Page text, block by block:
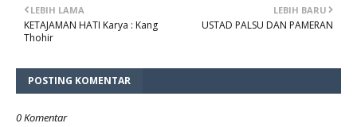
LEBIH BARU
USTAD PALSU DAN PAMERAN
LEBIH LAMA
KETAJAMAN HATI Karya : Kang
Thohir
POSTING KOMENTAR
0 Komentar